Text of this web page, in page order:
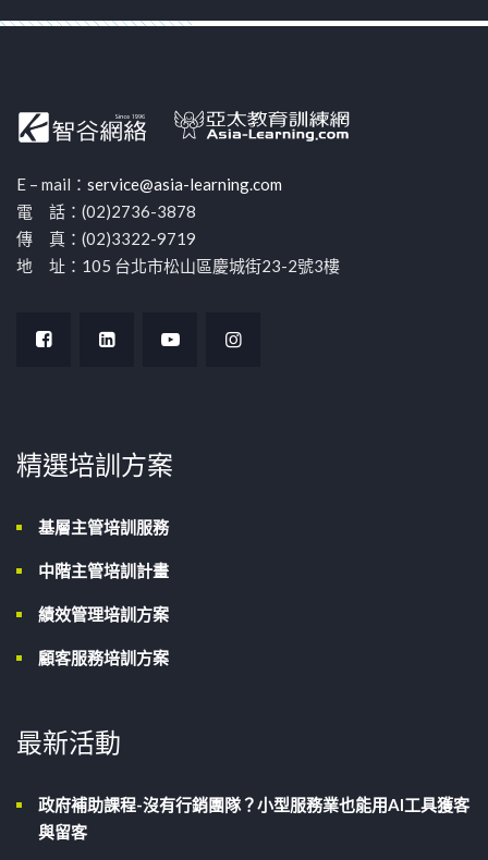
E – mail： service@asia-learning.com
電 話：(02)2736-3878
傳 真：(02)3322-9719
地 址：105 台北市松山區慶城街23-2號3樓
精選培訓方案
基層主管培訓服務
中階主管培訓計畫
績效管理培訓方案
顧客服務培訓方案
最新活動
政府補助課程-沒有行銷團隊？小型服務業也能用AI工具獲客
與留客